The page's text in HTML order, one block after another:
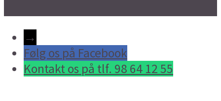
→
Følg os på Facebook
Kontakt os på tlf. 98 64 12 55